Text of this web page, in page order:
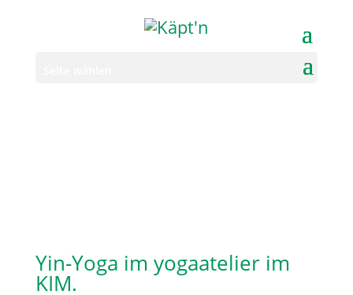
Yin-Yoga im yogaatelier im
KIM.